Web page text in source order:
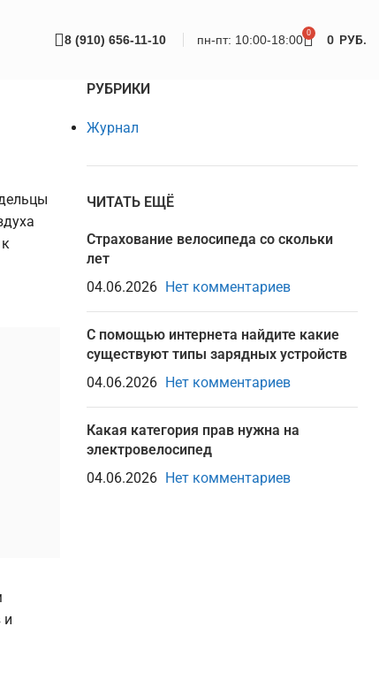
8 (910) 656-11-10 пн-пт: 10:00-18:00 0 0 РУБ.
и
РУБРИКИ
Журнал
ЧИТАТЬ ЕЩЁ
Страхование велосипеда со скольки
лет
04.06.2026 Нет комментариев
С помощью интернета найдите какие
существуют типы зарядных устройств
04.06.2026 Нет комментариев
Какая категория прав нужна на
электровелосипед
04.06.2026 Нет комментариев